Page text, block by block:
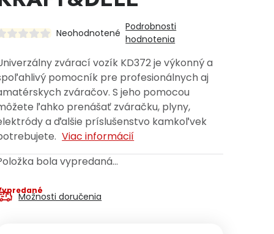
Neohodnotené
Podrobnosti
hodnotenia
zvárací vozík KD372 je výkonný a
pomocník pre profesionálnych aj
zváračov. S jeho pomocou
ľahko prenášať zváračku, plyny,
a ďalšie príslušenstvo kamkoľvek
Viac informácií
bola vypredaná…
Možnosti doručenia